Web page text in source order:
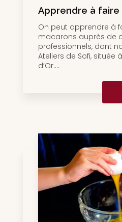
Apprendre à faire
On peut apprendre à
macarons auprès de
professionnels, dont
Ateliers de Sofi, située
d’Or....